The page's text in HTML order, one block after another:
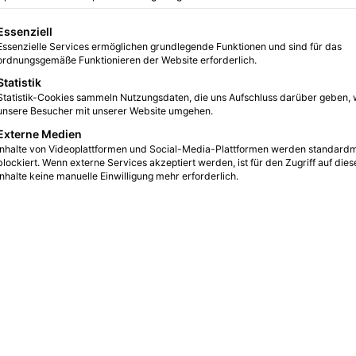
für Kinder und Erstleser
eine Liste der Service-Gruppen, für die eine Einwilligung erteilt
Services ermöglichen grundlegende Funktionen und sind für das
Funktionieren der Website erforderlich.
Cookies sammeln Nutzungsdaten, die uns Aufschluss darüber geben,
Besucher mit unserer Website umgehen.
Medien
von Videoplattformen und Social-Media-Plattformen werden
Wenn externe Services akzeptiert werden, ist für den Zugriff auf
keine manuelle Einwilligung mehr erforderlich.